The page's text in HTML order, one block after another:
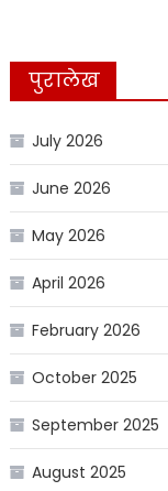
पुरालेख
July 2026
June 2026
May 2026
April 2026
February 2026
October 2025
September 2025
August 2025